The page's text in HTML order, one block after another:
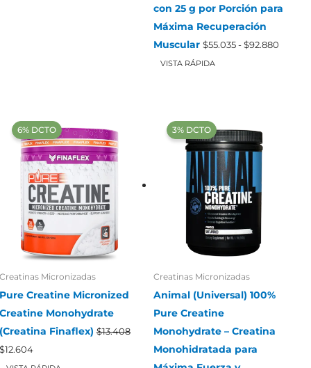
con 25 g por Porción para
Máxima Recuperación
Muscular $55.035 - $92.880
VISTA RÁPIDA
‍6% DCTO‍‍
Creatinas Micronizadas
Pure Creatine Micronized
Creatine Monohydrate
(Creatina Finaflex) $13.408
El
precio
$12.604
‍3% DCTO‍‍
Creatinas Micronizadas
Animal (Universal) 100%
Pure Creatine
Monohydrate – Creatina
Monohidratada para